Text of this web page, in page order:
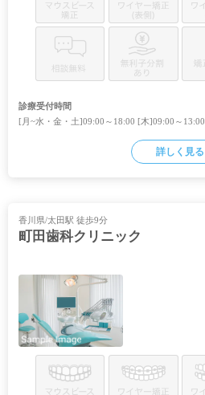
診療受付時間
[月~水・金・土]09:00～18:00 [木]09:00～13:00
詳しく見る
香川県/太田駅 徒歩9分
町田歯科クリニック